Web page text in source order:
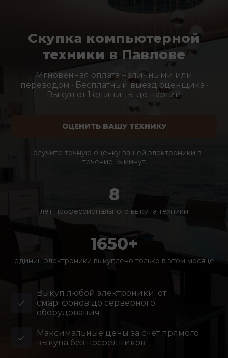
Скупка компьютерной
техники в Павлове
Мгновенная оплата наличными или
переводом · Бесплатный выезд оценщика ·
Выкуп от 1 единицы до партий
ОЦЕНИТЬ ВАШУ ТЕХНИКУ
Получите точную оценку вашей электроники в
течение 15 минут
8
лет профессионального выкупа техники
1650+
единиц электроники выкуплено только в этом месяце
Выкуп любой электроники: от
смартфонов до серверного
оборудования
Максимальные цены за счет прямого
выкупа без посредников